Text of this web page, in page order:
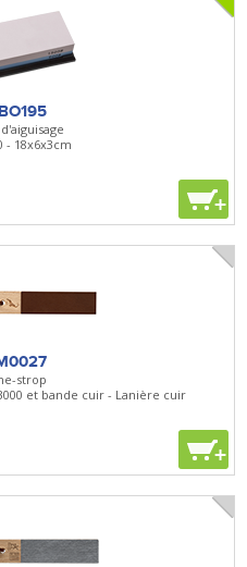
- 18x6x3cm
+
strop
et bande cuir - Lanière cuir
+